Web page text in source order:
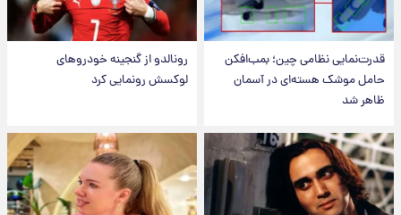
قدرت‌نمایی نظامی چین؛ بمب‌افکن
حامل موشک هسته‌ای در آسمان
ظاهر شد
رونالدو از گنجینه خودروهای
لوکسش رونمایی کرد